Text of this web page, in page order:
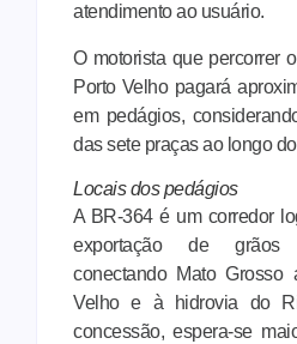
atendimento ao usuário.
O motorista que percorrer
Porto Velho pagará
em pedágios,
das sete praças ao longo
Locais dos pedágios
A BR-364 é um corredor
exportação de grãos
conectando Mato Grosso
Velho e à hidrovia do
concessão, espera-se